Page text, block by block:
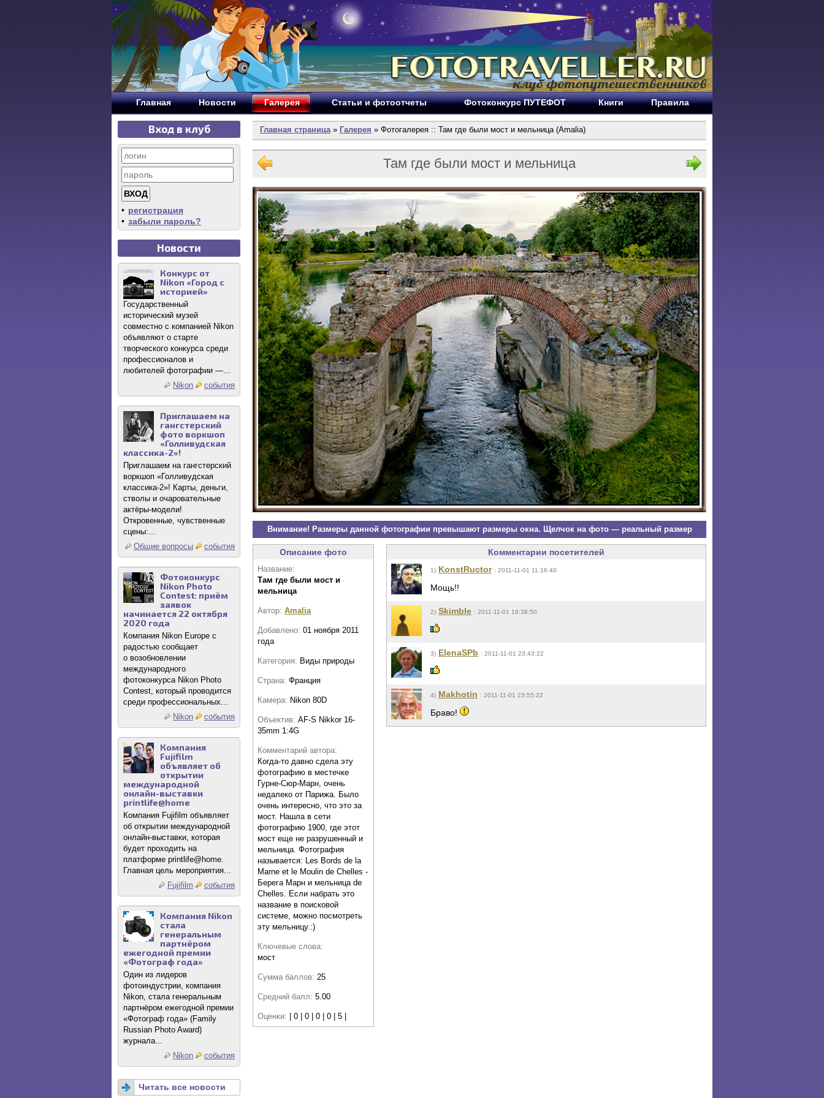
Главная Новости Галерея Статьи и фотоотчеты Фотоконкурс ПУТЕФОТ Книги Правила
Вход в клуб
• регистрация
• забыли пароль?
Новости
Конкурс от
Nikon «Город с
историей»
Государственный
исторический музей
совместно с компанией Nikon
объявляют о старте
творческого конкурса среди
профессионалов и
любителей фотографии —...
Nikon
события
Приглашаем на
гангстерский
фото воркшоп
«Голливудская
классика-2»!
Приглашаем на гангстерский
воркшоп «Голливудская
классика-2»! Карты, деньги,
стволы и очаровательные
актёры-модели!
Откровенные, чувственные
сцены:...
Общие вопросы
события
Фотоконкурс
Nikon Photo
Contest: приём
заявок
начинается 22 октября
2020 года
Компания Nikon Europe с
радостью сообщает
о возобновлении
международного
фотоконкурса Nikon Photo
Contest, который проводится
среди профессиональных...
Nikon
события
Компания
Fujifilm
объявляет об
открытии
международной
онлайн-выставки
printlife@home
Компания Fujifilm объявляет
об открытии международной
онлайн-выставки, которая
будет проходить на
платформе printlife@home.
Главная цель мероприятия...
Fujifilm
события
Компания Nikon
стала
генеральным
партнёром
ежегодной премии
«Фотограф года»
Один из лидеров
фотоиндустрии, компания
Nikon, стала генеральным
партнёром ежегодной премии
«Фотограф года» (Family
Russian Photo Award)
журнала...
Nikon
события
Читать все новости
Главная страница» Галерея » Фотогалерея :: Там где были мост и мельница (Amalia)
Там где были мост и мельница
Внимание! Размеры данной фотографии превышают размеры окна. Щелчок на фото — реальный размер
Описание фото
Название:
Там где были мост и
мельница
Автор: Amalia
Добавлено: 01 ноября 2011
года
Категория: Виды природы
Страна: Франция
Камера: Nikon 80D
Объектив: AF-S Nikkor 16-
35mm 1:4G
Комментарий автора:
Когда-то давно сдела эту
фотографию в местечке
Гурне-Сюр-Марн, очень
недалеко от Парижа. Было
очень интересно, что это за
мост. Нашла в сети
фотографию 1900, где этот
мост еще не разрушенный и
мельница. Фотография
называется: Les Bords de la
Marne et le Moulin de Chelles -
Берега Марн и мельница de
Chelles. Если набрать это
название в поисковой
системе, можно посмотреть
эту мельницу.:)
Ключевые слова:
мост
Сумма баллов: 25
Средний балл: 5.00
Оценки: | 0 | 0 | 0 | 0 | 5 |
Комментарии посетителей
1) KonstRuctor : 2011-11-01 11:16:40
Мощь!!
2) Skimble : 2011-11-01 18:38:50
3) ElenaSPb : 2011-11-01 23:43:22
4) Makhotin : 2011-11-01 23:55:22
Браво!